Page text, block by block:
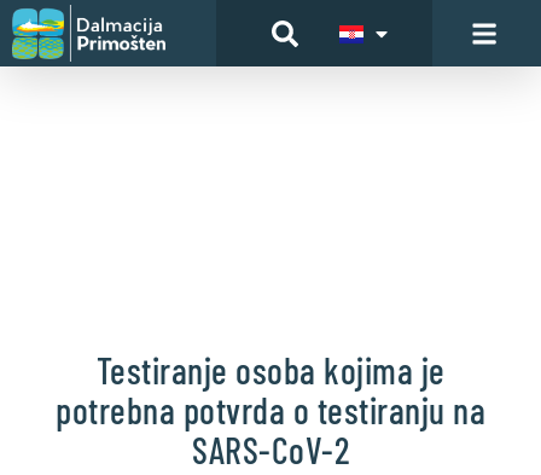
Testiranje osoba kojima je
potrebna potvrda o testiranju na
SARS-CoV-2